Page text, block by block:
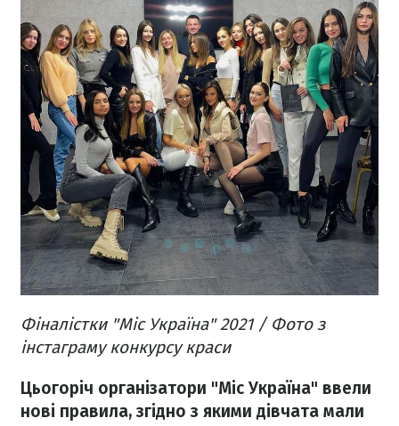
Фіналістки "Міс Україна" 2021 / Фото з
інстаграму конкурсу краси
Цьогоріч організатори "Міс Україна" ввели
нові правила, згідно з якими дівчата мали